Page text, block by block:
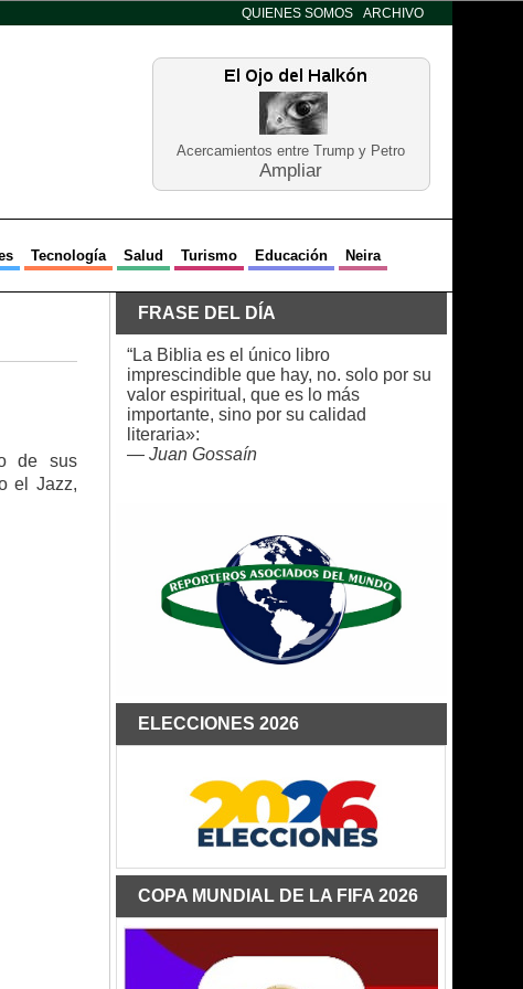
QUIENES SOMOS ARCHIVO
Acercamientos entre Trump y Petro
Ampliar
Tecnología Salud Turismo Educación Neira
de sus
el Jazz,
FRASE DEL DÍA
“La Biblia es el único libro
imprescindible que hay, no. solo por su
valor espiritual, que es lo más
importante, sino por su calidad
literaria»:
— Juan Gossaín
ELECCIONES 2026
COPA MUNDIAL DE LA FIFA 2026